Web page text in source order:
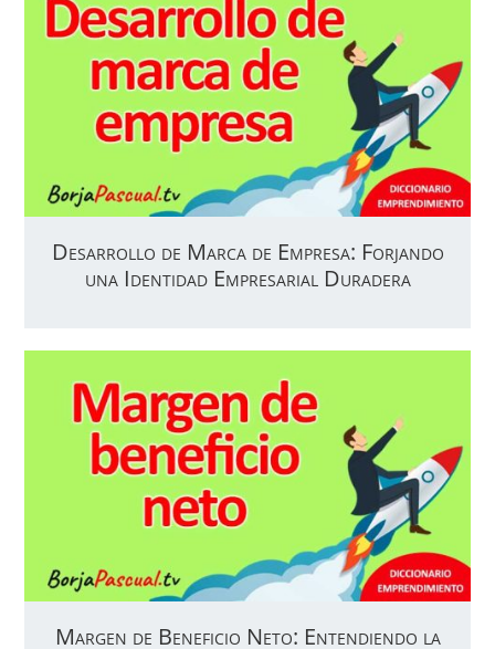
Desarrollo de Marca de Empresa: Forjando
una Identidad Empresarial Duradera
Margen de Beneficio Neto: Entendiendo la